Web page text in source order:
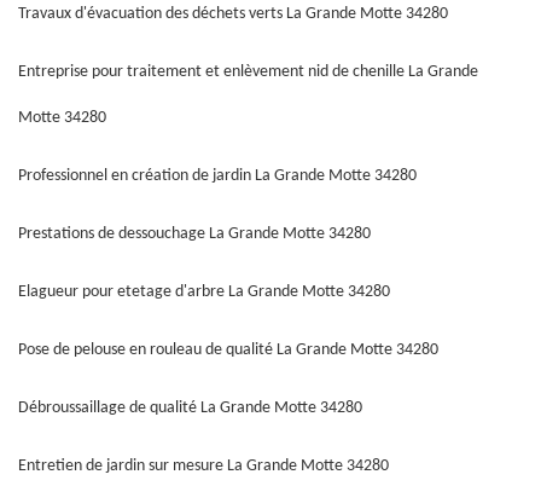
Travaux d'évacuation des déchets verts La Grande Motte 34280
Entreprise pour traitement et enlèvement nid de chenille La Grande
Motte 34280
Professionnel en création de jardin La Grande Motte 34280
Prestations de dessouchage La Grande Motte 34280
Elagueur pour etetage d'arbre La Grande Motte 34280
Pose de pelouse en rouleau de qualité La Grande Motte 34280
Débroussaillage de qualité La Grande Motte 34280
Entretien de jardin sur mesure La Grande Motte 34280